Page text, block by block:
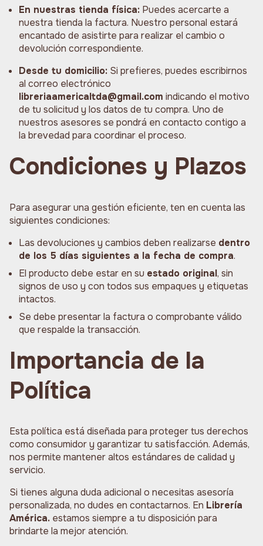
En nuestras tienda física: Puedes acercarte a
nuestra tienda la factura. Nuestro personal estará
encantado de asistirte para realizar el cambio o
devolución correspondiente.
Desde tu domicilio: Si prefieres, puedes escribirnos
al correo electrónico
libreriaamericaltda@gmail.com indicando el motivo
de tu solicitud y los datos de tu compra. Uno de
nuestros asesores se pondrá en contacto contigo a
la brevedad para coordinar el proceso.
Condiciones y Plazos
Para asegurar una gestión eficiente, ten en cuenta las
siguientes condiciones:
Las devoluciones y cambios deben realizarse dentro
de los 5 días siguientes a la fecha de compra.
El producto debe estar en su estado original, sin
signos de uso y con todos sus empaques y etiquetas
intactos.
Se debe presentar la factura o comprobante válido
que respalde la transacción.
Importancia de la
Política
Esta política está diseñada para proteger tus derechos
como consumidor y garantizar tu satisfacción. Además,
nos permite mantener altos estándares de calidad y
servicio.
Si tienes alguna duda adicional o necesitas asesoría
personalizada, no dudes en contactarnos. En Librería
América. estamos siempre a tu disposición para
brindarte la mejor atención.